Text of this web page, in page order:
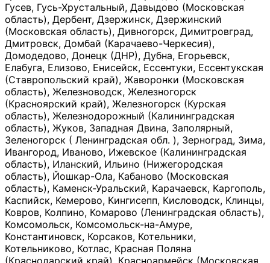
Гусев, Гусь-Хрустальный, Давыдово (Московская
область), Дербент, Дзержинск, Дзержинский
(Московская область), Дивногорск, Димитровград,
Дмитровск, Домбай (Карачаево-Черкесия),
Домодедово, Донецк (ДНР), Дубна, Егорьевск,
Елабуга, Елизово, Енисейск, Ессентуки, Ессентукская
(Ставропольский край), Жаворонки (Московская
область), Железноводск, Железногорск
(Красноярский край), Железногорск (Курская
область), Железнодорожный (Калининградская
область), Жуков, Западная Двина, Заполярный,
Зеленогорск ( Ленинградская обл. ), Зерноград, Зима,
Ивангород, Иваново, Ижевское (Калининградская
область), Иланский, Ильино (Нижегородская
область), Йошкар-Ола, Кабаново (Московская
область), Каменск-Уральский, Карачаевск, Каргополь,
Каспийск, Кемерово, Кингисепп, Кисловодск, Клинцы,
Ковров, Колпино, Комарово (Ленинградская область),
Комсомольск, Комсомольск-на-Амуре,
Константиновск, Корсаков, Котельники,
Котельниково, Котлас, Красная Поляна
(Краснодарский край), Красноармейск (Московская